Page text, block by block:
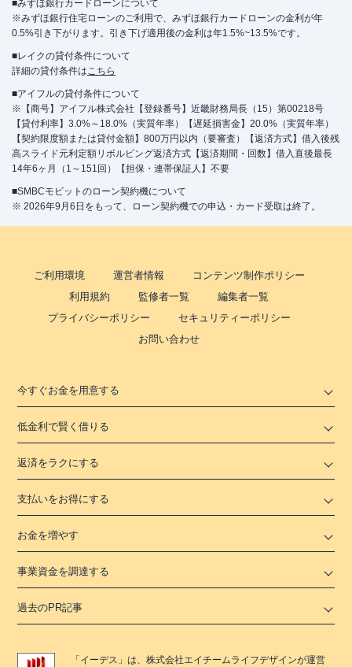
■みずほ銀行カードローンについて
※みずほ銀行住宅ローンのご利用で、みずほ銀行カードローンの金利が年
0.5%引き下がります。引き下げ適用後の金利は年1.5%~13.5%です。
■レイクの貸付条件について
詳細の貸付条件はこちら
■アイフルの貸付条件について
※【商号】アイフル株式会社【登録番号】近畿財務局長（15）第00218号
【貸付利率】3.0%～18.0%（実質年率）【遅延損害金】20.0%（実質年率）
【契約限度額または貸付金額】800万円以内（要審査）【返済方式】借入後残
高スライド元利定額リボルビング返済方式【返済期間・回数】借入直後最長
14年6ヶ月（1～151回）【担保・連帯保証人】不要
■SMBCモビットのローン契約機について
※ 2026年9月6日をもって、ローン契約機での申込・カード受取は終了。
ご利用環境 運営者情報
コンテンツ制作ポリシー
利用規約
監修者一覧
編集者一覧
プライバシーポリシー
セキュリティーポリシー
お問い合わせ
今すぐお金を用意する
低金利で賢く借りる
返済をラクにする
支払いをお得にする
お金を増やす
事業資金を調達する
過去のPR記事
「 イーデス 」は、株式会社エイチームライフデザインが運営